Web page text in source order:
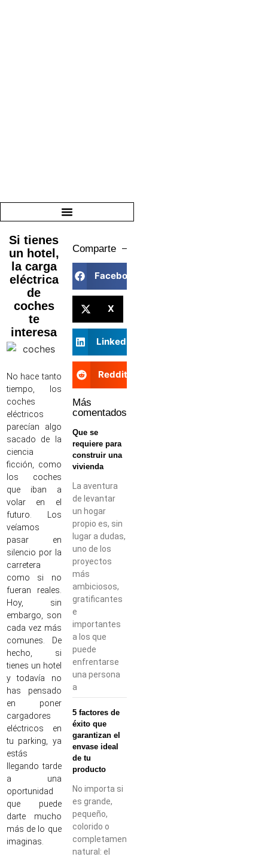
Si tienes
un hotel,
la carga
eléctrica
de
coches
te
interesa
No hace tanto
tiempo, los
coches
eléctricos
parecían algo
sacado de la
ciencia
ficción, como
los coches
que iban a
volar en el
futuro. Los
veíamos
pasar en
silencio por la
carretera
como si no
fueran reales.
Hoy, sin
embargo, son
cada vez más
comunes. De
hecho, si
tienes un hotel
y todavía no
has pensado
en poner
cargadores
eléctricos en
tu parking, ya
estás
llegando tarde
a una
oportunidad
que puede
darte mucho
más de lo que
imaginas.
Comparte
Facebook
X
LinkedIn
Reddit
Más
comentados
Que se
requiere para
construir una
vivienda
La aventura
de levantar
un hogar
propio es, sin
lugar a dudas,
uno de los
proyectos
más
ambiciosos,
gratificantes
e
importantes
a los que
puede
enfrentarse
una persona
a
5 factores de
éxito que
garantizan el
envase ideal
de tu
producto
No importa si
es grande,
pequeño,
colorido o
completamente
natural: el